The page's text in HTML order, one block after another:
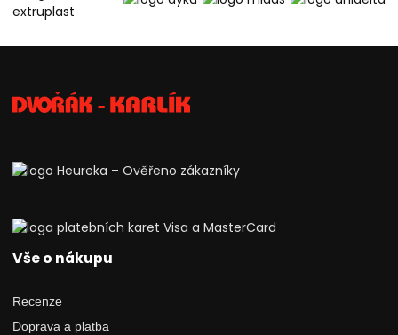
Vše o nákupu
Recenze
Doprava a platba